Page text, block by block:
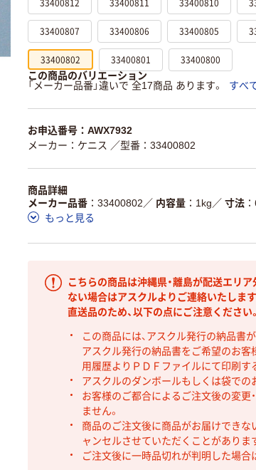
33400807 33400806 33400805
33400802 33400801 33400800
この商品のバリエーション
「メーカー品番」違いで 全17商品 あります。
すべ
お申込番号：AWX7932
メーカー：ケニス ／型番：33400802
商品詳細
メーカー品番
33400802 ／ 内容量 1kg ／ 寸法
もっと見る
こちらの商品は沖縄県・離島が配送エリ
ない場合はアスクルよりご連絡いたします
直送品のため、以下の点にご注意ください。
この商品には、アスクル発行の納品書
アスクル発行の納品書をご希望のお客
用履歴よりＰＤＦファイルにて印刷す
アスクルのダンボールもしくは袋での
お客様のご都合によるご注文後の変更
ません。
商品のご注文後に商品がお届けできな
ャンセルさせていただくことがありま
ご注文後に一時品切れが判明した場合